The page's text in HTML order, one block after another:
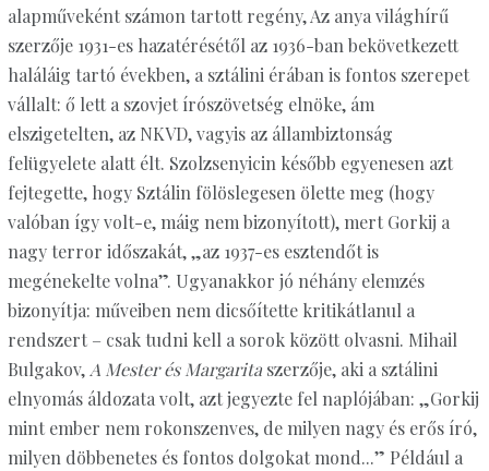
alapműveként számon tartott regény, Az anya világhírű
szerzője 1931-es hazatérésétől az 1936-ban bekövetkezett
haláláig tartó években, a sztálini érában is fontos szerepet
vállalt: ő lett a szovjet írószövetség elnöke, ám
elszigetelten, az NKVD, vagyis az állambiztonság
felügyelete alatt élt. Szolzsenyicin később egyenesen azt
fejtegette, hogy Sztálin fölöslegesen ölette meg (hogy
valóban így volt-e, máig nem bizonyított), mert Gorkij a
nagy terror időszakát, „az 1937-es esztendőt is
megénekelte volna”. Ugyanakkor jó néhány elemzés
bizonyítja: műveiben nem dicsőítette kritikátlanul a
rendszert – csak tudni kell a sorok között olvasni. Mihail
Bulgakov,A Mester és Margaritaszerzője, aki a sztálini
elnyomás áldozata volt, azt jegyezte fel naplójában: „Gorkij
mint ember nem rokonszenves, de milyen nagy és erős író,
milyen döbbenetes és fontos dolgokat mond...” Például a